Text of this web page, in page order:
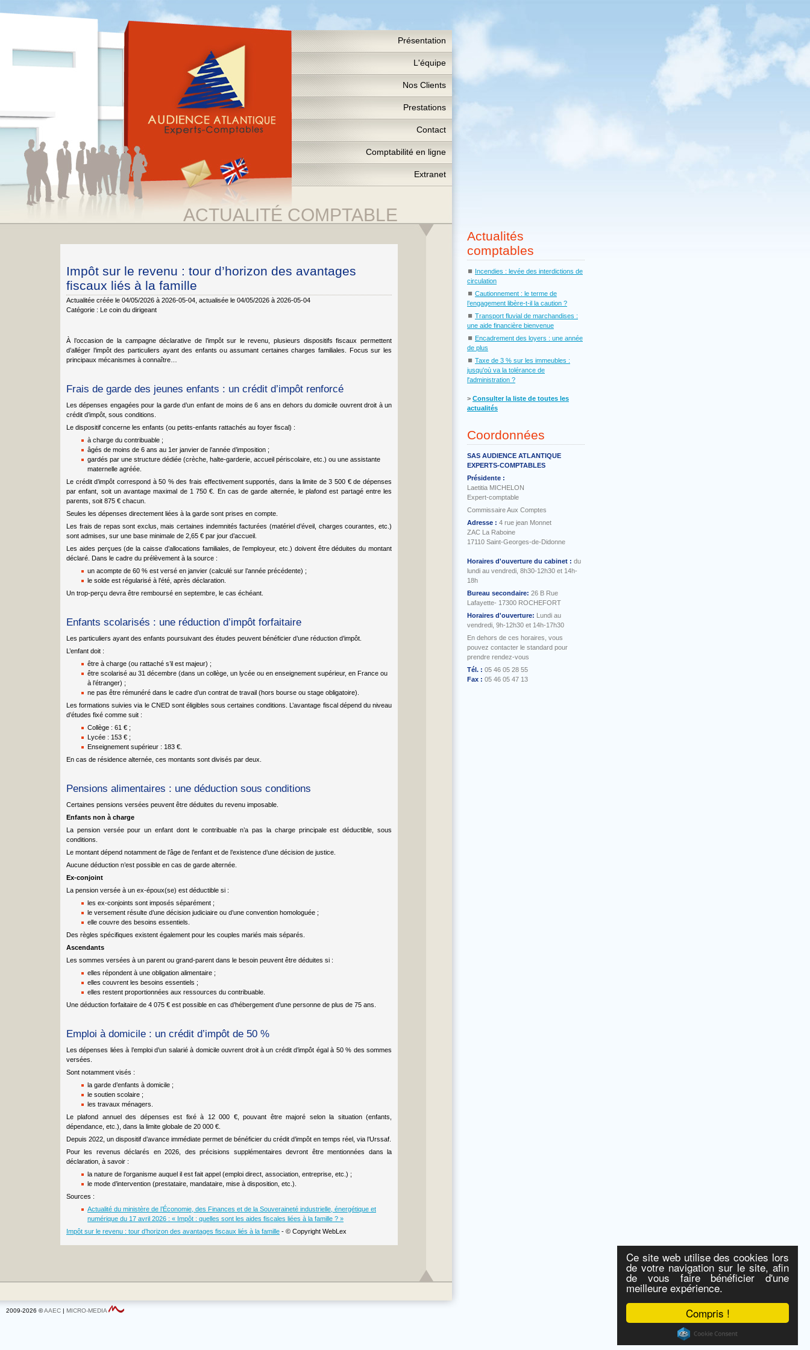
Compris !
Ce site web utilise des cookies lors
de votre navigation sur le site, afin
de vous faire bénéficier d'une
meilleure expérience.
Présentation
L'équipe
Nos Clients
Prestations
Contact
Comptabilité en ligne
Extranet
ACTUALITÉ COMPTABLE
Impôt sur le revenu : tour d’horizon des avantages
fiscaux liés à la famille
Actualitée créée le 04/05/2026 à 2026-05-04 , actualisée le 04/05/2026 à 2026-05-04
Catégorie : Le coin du dirigeant
À l’occasion de la campagne déclarative de l’impôt sur le revenu, plusieurs dispositifs fiscaux permettent
d’alléger l’impôt des particuliers ayant des enfants ou assumant certaines charges familiales. Focus sur les
principaux mécanismes à connaître…
Frais de garde des jeunes enfants : un crédit d’impôt renforcé
Les dépenses engagées pour la garde d’un enfant de moins de 6 ans en dehors du domicile ouvrent droit à un
crédit d’impôt, sous conditions.
Le dispositif concerne les enfants (ou petits-enfants rattachés au foyer fiscal) :
à charge du contribuable ;
âgés de moins de 6 ans au 1er janvier de l’année d’imposition ;
gardés par une structure dédiée (crèche, halte-garderie, accueil périscolaire, etc.) ou une assistante
maternelle agréée.
Le crédit d’impôt correspond à 50 % des frais effectivement supportés, dans la limite de 3 500 € de dépenses
par enfant, soit un avantage maximal de 1 750 €. En cas de garde alternée, le plafond est partagé entre les
parents, soit 875 € chacun.
Seules les dépenses directement liées à la garde sont prises en compte.
Les frais de repas sont exclus, mais certaines indemnités facturées (matériel d’éveil, charges courantes, etc.)
sont admises, sur une base minimale de 2,65 € par jour d’accueil.
Les aides perçues (de la caisse d’allocations familiales, de l’employeur, etc.) doivent être déduites du montant
déclaré. Dans le cadre du prélèvement à la source :
un acompte de 60 % est versé en janvier (calculé sur l’année précédente) ;
le solde est régularisé à l’été, après déclaration.
Un trop-perçu devra être remboursé en septembre, le cas échéant.
Enfants scolarisés : une réduction d’impôt forfaitaire
Les particuliers ayant des enfants poursuivant des études peuvent bénéficier d’une réduction d’impôt.
L’enfant doit :
être à charge (ou rattaché s’il est majeur) ;
être scolarisé au 31 décembre (dans un collège, un lycée ou en enseignement supérieur, en France ou
à l’étranger) ;
ne pas être rémunéré dans le cadre d’un contrat de travail (hors bourse ou stage obligatoire).
Les formations suivies via le CNED sont éligibles sous certaines conditions. L’avantage fiscal dépend du niveau
d’études fixé comme suit :
Collège : 61 € ;
Lycée : 153 € ;
Enseignement supérieur : 183 €.
En cas de résidence alternée, ces montants sont divisés par deux.
Pensions alimentaires : une déduction sous conditions
Certaines pensions versées peuvent être déduites du revenu imposable.
Enfants non à charge
La pension versée pour un enfant dont le contribuable n’a pas la charge principale est déductible, sous
conditions.
Le montant dépend notamment de l’âge de l’enfant et de l’existence d’une décision de justice.
Aucune déduction n’est possible en cas de garde alternée.
Ex-conjoint
La pension versée à un ex-époux(se) est déductible si :
les ex-conjoints sont imposés séparément ;
le versement résulte d’une décision judiciaire ou d’une convention homologuée ;
elle couvre des besoins essentiels.
Des règles spécifiques existent également pour les couples mariés mais séparés.
Ascendants
Les sommes versées à un parent ou grand-parent dans le besoin peuvent être déduites si :
elles répondent à une obligation alimentaire ;
elles couvrent les besoins essentiels ;
elles restent proportionnées aux ressources du contribuable.
Une déduction forfaitaire de 4 075 € est possible en cas d’hébergement d’une personne de plus de 75 ans.
Emploi à domicile : un crédit d’impôt de 50 %
Les dépenses liées à l’emploi d’un salarié à domicile ouvrent droit à un crédit d’impôt égal à 50 % des sommes
versées.
Sont notamment visés :
la garde d’enfants à domicile ;
le soutien scolaire ;
les travaux ménagers.
Le plafond annuel des dépenses est fixé à 12 000 €, pouvant être majoré selon la situation (enfants,
dépendance, etc.), dans la limite globale de 20 000 €.
Depuis 2022, un dispositif d’avance immédiate permet de bénéficier du crédit d’impôt en temps réel, via l’Urssaf.
Pour les revenus déclarés en 2026, des précisions supplémentaires devront être mentionnées dans la
déclaration, à savoir :
la nature de l’organisme auquel il est fait appel (emploi direct, association, entreprise, etc.) ;
le mode d’intervention (prestataire, mandataire, mise à disposition, etc.).
Sources :
Actualité du ministère de l’Économie, des Finances et de la Souveraineté industrielle, énergétique et
numérique du 17 avril 2026 : « Impôt : quelles sont les aides fiscales liées à la famille ? »
Impôt sur le revenu : tour d’horizon des avantages fiscaux liés à la famille - © Copyright WebLex
Actualités
comptables
⏹ Incendies : levée des interdictions de
circulation
⏹ Cautionnement : le terme de
l’engagement libère-t-il la caution ?
⏹ Transport fluvial de marchandises :
une aide financière bienvenue
⏹ Encadrement des loyers : une année
de plus
⏹ Taxe de 3 % sur les immeubles :
jusqu'où va la tolérance de
l'administration ?
˃ Consulter la liste de toutes les
actualités
Coordonnées
SAS AUDIENCE ATLANTIQUE
EXPERTS-COMPTABLES
Présidente :
Laetitia MICHELON
Expert-comptable
Commissaire Aux Comptes
Adresse : 4 rue jean Monnet
ZAC La Raboine
17110 Saint-Georges-de-Didonne
Horaires d'ouverture du cabinet : du
lundi au vendredi, 8h30-12h30 et 14h-
18h
Bureau secondaire: 26 B Rue
Lafayette- 17300 ROCHEFORT
Horaires d'ouverture: Lundi au
vendredi, 9h-12h30 et 14h-17h30
En dehors de ces horaires, vous
pouvez contacter le standard pour
prendre rendez-vous
Tél. : 05 46 05 28 55
Fax : 05 46 05 47 13
2009-2026 ©AAEC | MICRO-MEDIA